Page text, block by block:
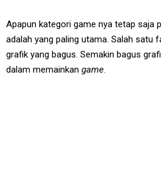
Apapun kategori game nya tetap saja
adalah yang paling utama. Salah satu
grafik yang bagus. Semakin bagus
dalam memainkan game.